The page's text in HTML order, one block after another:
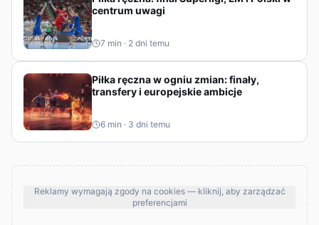
centrum uwagi
7 min · 2 dni temu
Piłka ręczna w ogniu zmian: finały,
transfery i europejskie ambicje
6 min · 3 dni temu
Reklamy wymagają zgody na cookies — kliknij, aby zarządzać
preferencjami